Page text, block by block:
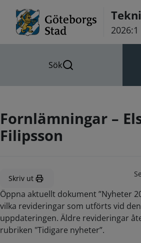
2026:1
Sök
Fornlämningar –
Filipsson
Skriv ut
Öppna aktuellt dokument ”Nyheter
vilka revideringar som utförts vid
uppdateringen. Äldre revideringar
rubriken "Tidigare nyheter”.